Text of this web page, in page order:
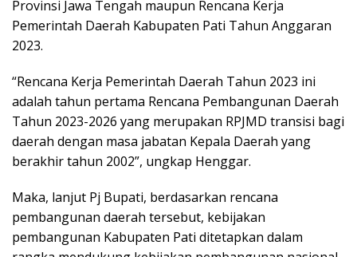
Provinsi Jawa Tengah maupun Rencana Kerja
Pemerintah Daerah Kabupaten Pati Tahun Anggaran
2023.
“Rencana Kerja Pemerintah Daerah Tahun 2023 ini
adalah tahun pertama Rencana Pembangunan Daerah
Tahun 2023-2026 yang merupakan RPJMD transisi bagi
daerah dengan masa jabatan Kepala Daerah yang
berakhir tahun 2002”, ungkap Henggar.
Maka, lanjut Pj Bupati, berdasarkan rencana
pembangunan daerah tersebut, kebijakan
pembangunan Kabupaten Pati ditetapkan dalam